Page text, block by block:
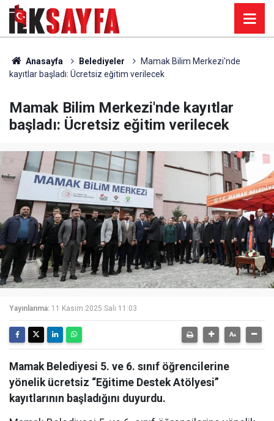
Anasayfa Belediyeler
Mamak Bilim Merkezi'nde
kayıtlar başladı: Ücretsiz eğitim verilecek
Mamak Bilim Merkezi'nde kayıtlar
başladı: Ücretsiz eğitim verilecek
Yayınlanma: 11 Kasım 2025 Salı 11:03
Mamak Belediyesi 5. ve 6. sınıf öğrencilerine
yönelik ücretsiz “Eğitime Destek Atölyesi”
kayıtlarının başladığını duyurdu.